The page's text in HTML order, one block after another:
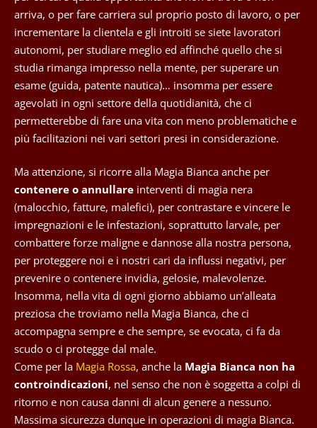
arriva, o per fare carriera sul proprio posto di lavoro, o per
incrementare la clientela e gli introiti se siete lavoratori
autonomi, per studiare meglio ed affinché quello che si
studia rimanga impresso nella mente, per superare un
esame (guida, patente nautica)… insomma per essere
agevolati in ogni settore della quotidianità, che ci
permetterebbe di fare una vita con meno problematiche e
più facilitazioni nei vari settori presi in considerazione.
Ma attenzione, si ricorre alla Magia Bianca anche per
contenere o annullare interventi di magia nera
(malocchio, fatture, malefici), per contrastare e vincere le
impregnazioni e le infestazioni, soprattutto larvale, per
combattere forze maligne e dannose alla nostra persona,
per proteggere noi e i nostri cari da influssi negativi, per
prevenire o contenere invidia, gelosie, malevolenze.
Insomma, nella vita di ogni giorno abbiamo un’alleata
preziosa che troviamo nella Magia Bianca, che ci
accompagna sempre e che sempre, se evocata, ci fa da
scudo o ci protegge dal male.
Come per la Magia Rossa, anche la Magia Bianca non ha
controindicazioni, nel senso che non è soggetta a colpi di
ritorno e non causa danni di alcun genere a nessuno.
Massima sicurezza dunque in operazioni di magia Bianca.